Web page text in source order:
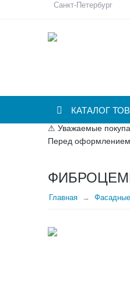
Санкт-Петербург
КАТАЛОГ
⚠ Уважаемые
Перед оформлением
Главная